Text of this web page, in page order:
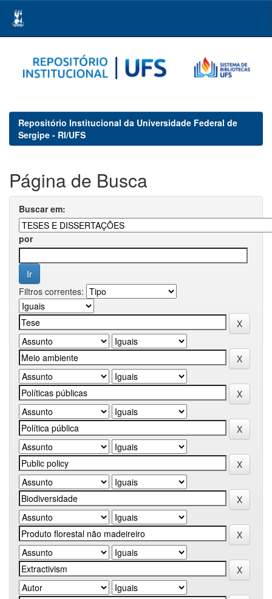
navigation
Repositório Institucional da Universidade Federal de
Sergipe - RI/UFS
Página de Busca
Buscar em:
por
Filtros correntes: